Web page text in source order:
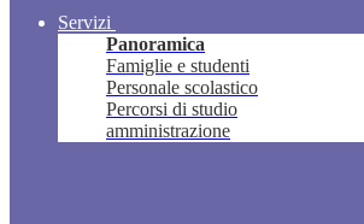
Servizi
Panoramica
Famiglie e studenti
Personale scolastico
Percorsi di studio
amministrazione